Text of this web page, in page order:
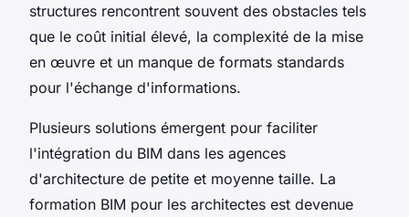
structures rencontrent souvent des obstacles tels
que le coût initial élevé, la complexité de la mise
en œuvre et un manque de formats standards
pour l'échange d'informations.
Plusieurs solutions émergent pour faciliter
l'intégration du BIM dans les agences
d'architecture de petite et moyenne taille. La
formation BIM pour les architectes est devenue